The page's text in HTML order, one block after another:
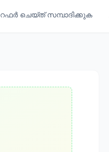
റഫർ ചെയ്ത് സമ്പാദിക്കുക